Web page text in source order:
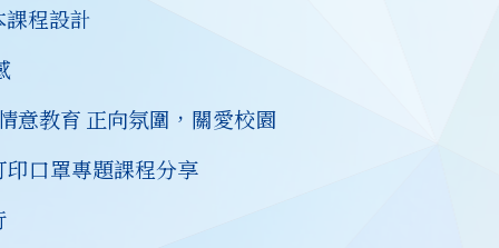
程設計
意教育 正向氛圍，關愛校園
印口罩專題課程分享